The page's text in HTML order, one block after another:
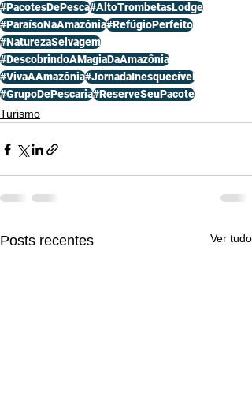
#PacotesDePesca#AltoTrombetasLodge
#ParaísoNaAmazônia#RefúgioPerfeito
#NaturezaSelvagem
#DescobrindoAMagiaDaAmazônia
#VivaAAmazônia#JornadaInesquecível
#GrupoDePescaria#ReserveSeuPacote
Turismo
Posts recentes Ver tudo